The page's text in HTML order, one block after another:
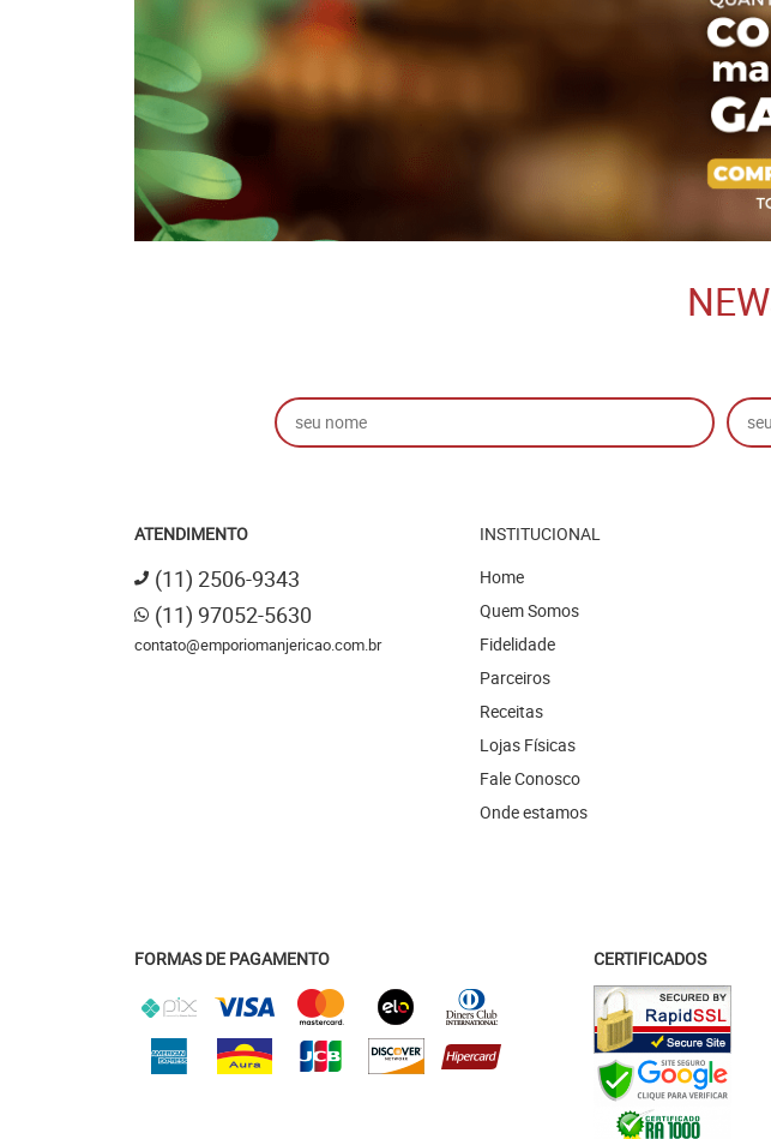
ATENDIMENTO
(11) 2506-9343
(11) 97052-5630
contato@emporiomanjericao.com.br
INSTITUCIONAL
Home
Quem Somos
Fidelidade
Parceiros
Receitas
Lojas Físicas
Fale Conosco
Onde estamos
FORMAS DE PAGAMENTO CERTIFICADOS